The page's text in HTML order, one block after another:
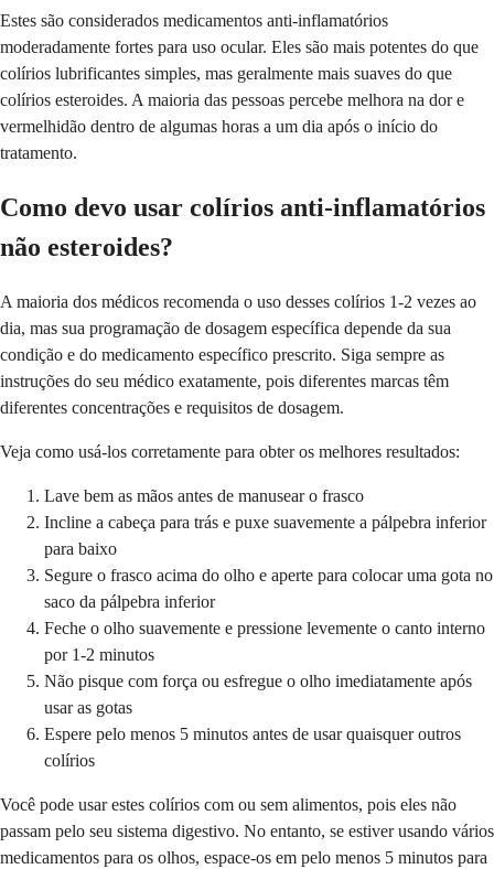
Estes são considerados medicamentos anti-inflamatórios
moderadamente fortes para uso ocular. Eles são mais potentes do que
colírios lubrificantes simples, mas geralmente mais suaves do que
colírios esteroides. A maioria das pessoas percebe melhora na dor e
vermelhidão dentro de algumas horas a um dia após o início do
tratamento.
Como devo usar colírios anti-inflamatórios
não esteroides?
A maioria dos médicos recomenda o uso desses colírios 1-2 vezes ao
dia, mas sua programação de dosagem específica depende da sua
condição e do medicamento específico prescrito. Siga sempre as
instruções do seu médico exatamente, pois diferentes marcas têm
diferentes concentrações e requisitos de dosagem.
Veja como usá-los corretamente para obter os melhores resultados:
Lave bem as mãos antes de manusear o frasco
Incline a cabeça para trás e puxe suavemente a pálpebra inferior
para baixo
Segure o frasco acima do olho e aperte para colocar uma gota no
saco da pálpebra inferior
Feche o olho suavemente e pressione levemente o canto interno
por 1-2 minutos
Não pisque com força ou esfregue o olho imediatamente após
usar as gotas
Espere pelo menos 5 minutos antes de usar quaisquer outros
colírios
Você pode usar estes colírios com ou sem alimentos, pois eles não
passam pelo seu sistema digestivo. No entanto, se estiver usando vários
medicamentos para os olhos, espace-os em pelo menos 5 minutos para